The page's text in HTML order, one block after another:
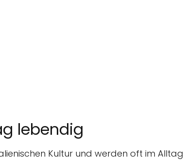
lebendig
Kultur und werden oft im Alltag